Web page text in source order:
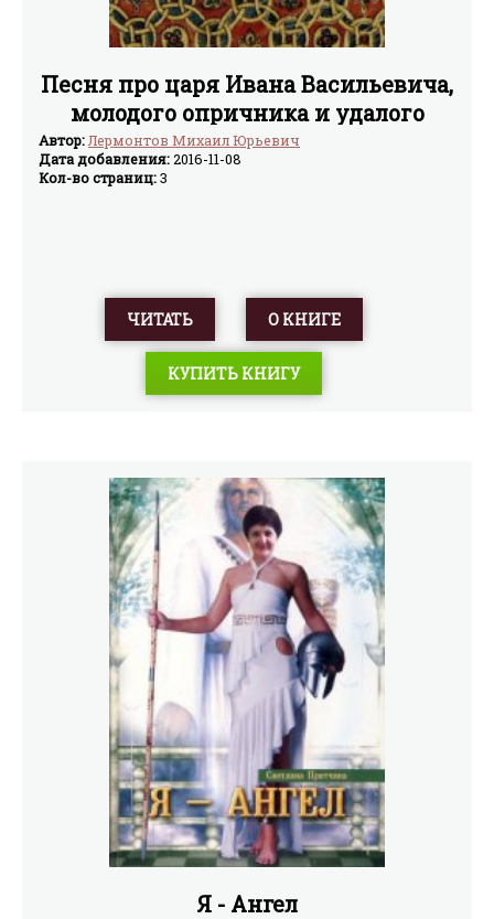
Песня про царя Ивана Васильевича,
молодого опричника и удалого
купца Калашникова (илл.
В.Васнецова)
Автор: Лермонтов Михаил Юрьевич
Дата добавления:2016-11-08
Кол-во страниц:3
ЧИТАТЬ О КНИГЕ
КУПИТЬ КНИГУ
Я - Ангел